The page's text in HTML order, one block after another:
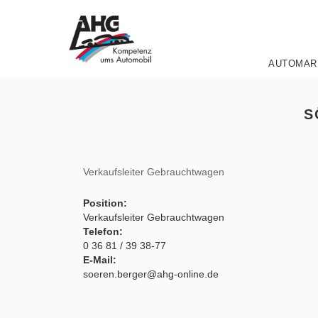
Verkaufsleiter Gebrauchtwagen
Position:
Verkaufsleiter Gebrauchtwagen
Telefon:
0 36 81 / 39 38-77
E-Mail:
soeren.berger@ahg-online.de